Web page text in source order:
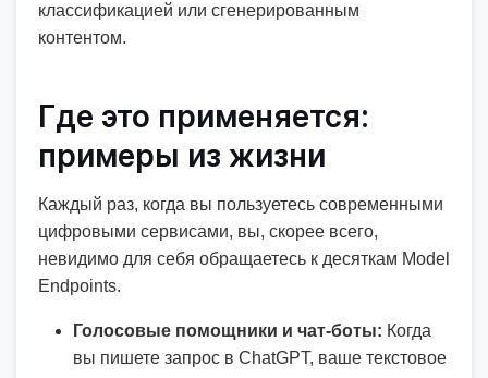
классификацией или сгенерированным
контентом.
Где это применяется:
примеры из жизни
Каждый раз, когда вы пользуетесь современными
цифровыми сервисами, вы, скорее всего,
невидимо для себя обращаетесь к десяткам Model
Endpoints.
Голосовые помощники и чат-боты: Когда
вы пишете запрос в ChatGPT, ваше текстовое